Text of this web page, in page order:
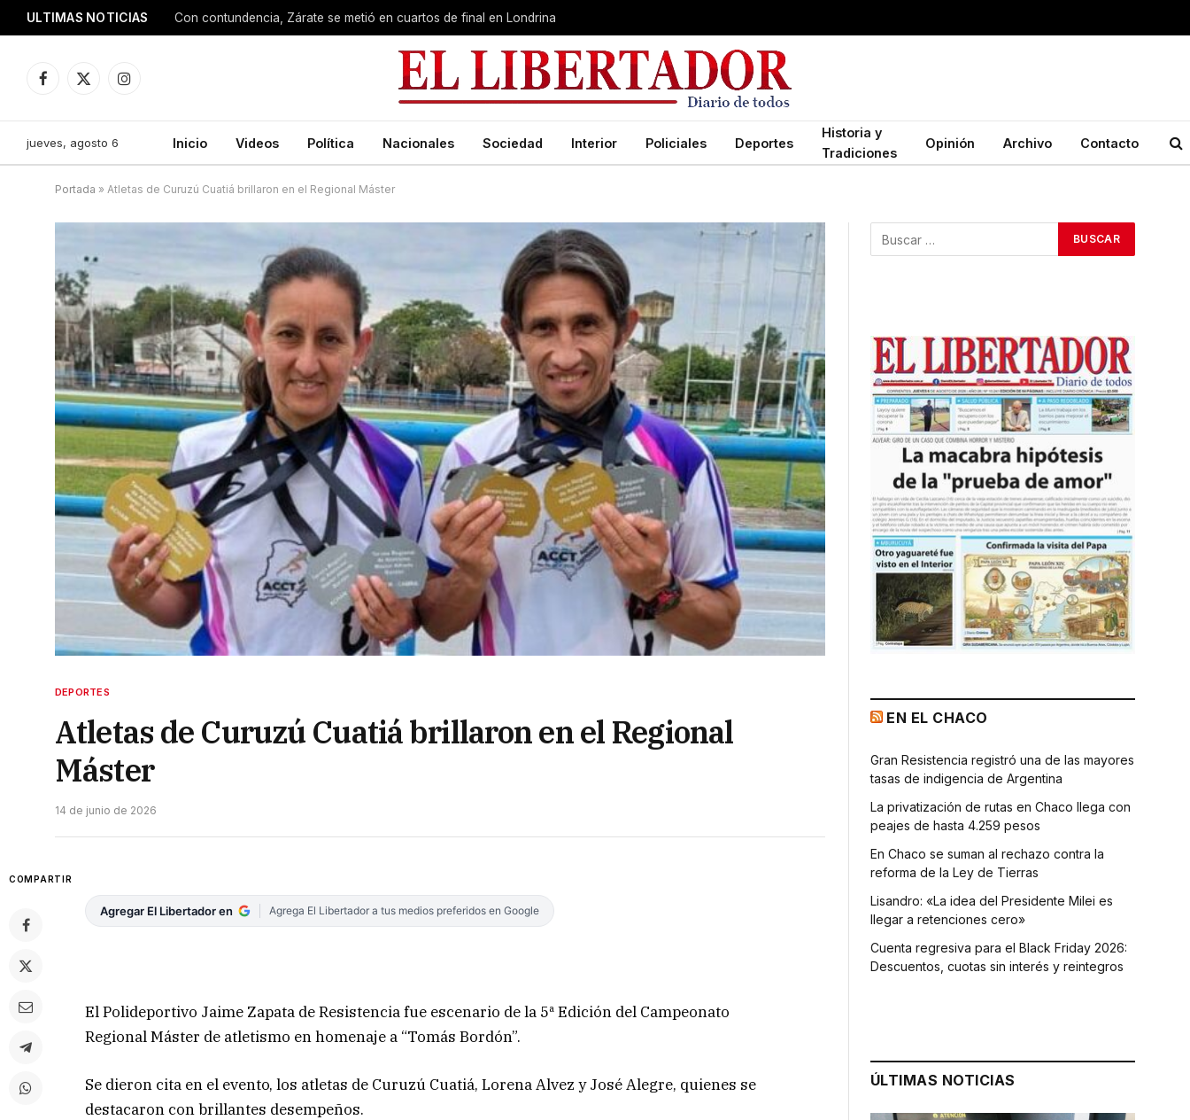
ULTIMAS NOTICIAS Con contundencia, Zárate se metió en cuartos de final en Londrina
Facebook
X
Instagram
jueves, agosto 6 Inicio Videos Política Nacionales Sociedad Interior Policiales Deportes
Historia y
Tradiciones
Opinión Archivo Contacto
Portada » Atletas de Curuzú Cuatiá brillaron en el Regional Máster
DEPORTES
Atletas de Curuzú Cuatiá brillaron en el Regional
Máster
14 de junio de 2026
COMPARTIR
Agregar El Libertador en Agrega El Libertador a tus medios preferidos en Google
El Polideportivo Jaime Zapata de Resistencia fue escenario de la 5ª Edición del Campeonato
Regional Máster de atletismo en homenaje a “Tomás Bordón”.
Se dieron cita en el evento, los atletas de Curuzú Cuatiá, Lorena Alvez y José Alegre, quienes se
destacaron con brillantes desempeños.
EN EL CHACO
Gran Resistencia registró una de las mayores
tasas de indigencia de Argentina
La privatización de rutas en Chaco llega con
peajes de hasta 4.259 pesos
En Chaco se suman al rechazo contra la
reforma de la Ley de Tierras
Lisandro: «La idea del Presidente Milei es
llegar a retenciones cero»
Cuenta regresiva para el Black Friday 2026:
Descuentos, cuotas sin interés y reintegros
ÚLTIMAS NOTICIAS